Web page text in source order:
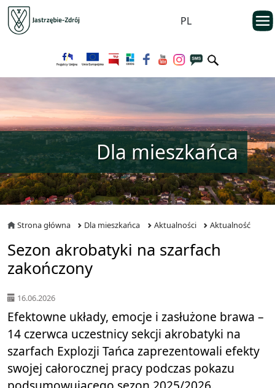
Przejdź do menu głównego
Przejdź do treści
PL
Dla mieszkańca
Strona główna Dla mieszkańca Aktualności Aktualność
Sezon akrobatyki na szarfach
zakończony
16.06.2026
Efektowne układy, emocje i zasłużone brawa –
14 czerwca uczestnicy sekcji akrobatyki na
szarfach Explozji Tańca zaprezentowali efekty
swojej całorocznej pracy podczas pokazu